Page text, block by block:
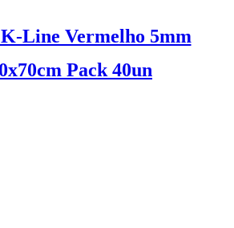
Line Vermelho 5mm
Pack 40un